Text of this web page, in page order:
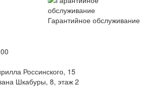
Гарантийное обслуживание
Россинского, 15
Шкабуры, 8, этаж 2